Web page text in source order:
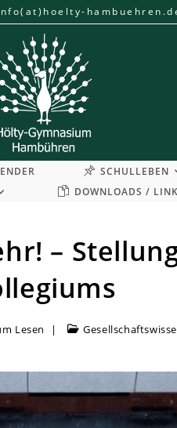
SCHULLEBEN
DOWNLOADS /
–
Lesen